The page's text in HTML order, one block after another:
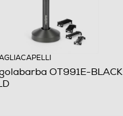
OT991E-BLACK